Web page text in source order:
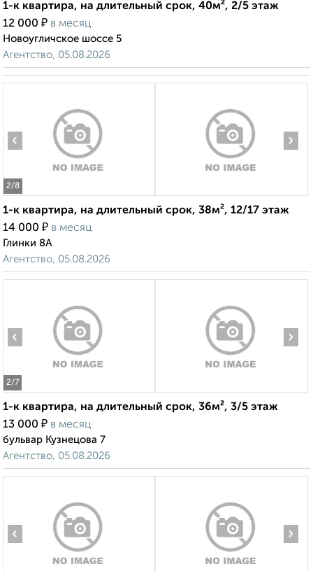
1-к квартира, на длительный срок, 40м², 2/5 этаж
12 000 ₽ в месяц
Новоугличское шоссе 5
Агентство, 05.08.2026
2/8
‹ ›
1-к квартира, на длительный срок, 38м², 12/17 этаж
14 000 ₽ в месяц
Глинки 8А
Агентство, 05.08.2026
2/7
‹ ›
1-к квартира, на длительный срок, 36м², 3/5 этаж
13 000 ₽ в месяц
бульвар Кузнецова 7
Агентство, 05.08.2026
‹ ›